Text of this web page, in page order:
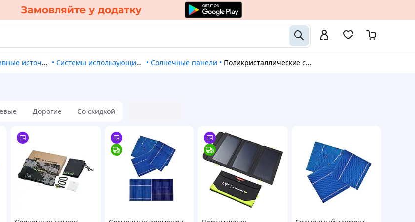
энергии • Системы использующие солнечную энергию • Солнечные панели • Поликристаллические солнечные панели
Дорогие Со скидкой